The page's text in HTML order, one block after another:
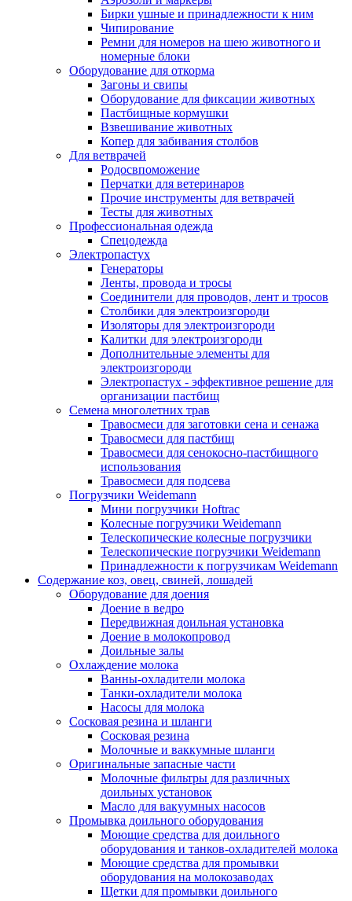
Бирки ушные и принадлежности к ним
Чипирование
Ремни для номеров на шею животного и
номерные блоки
Оборудование для откорма
Загоны и свипы
Оборудование для фиксации животных
Пастбищные кормушки
Взвешивание животных
Копер для забивания столбов
Для ветврачей
Родосвпоможение
Перчатки для ветеринаров
Прочие инструменты для ветврачей
Тесты для животных
Профессиональная одежда
Cпецодежда
Электропастух
Генераторы
Ленты, провода и тросы
Соединители для проводов, лент и тросов
Столбики для электроизгороди
Изоляторы для электроизгороди
Калитки для электроизгороди
Дополнительные элементы для
электроизгороди
Электропастух - эффективное решение для
организации пастбищ
Семена многолетних трав
Травосмеси для заготовки сена и сенажа
Травосмеси для пастбищ
Травосмеси для сенокосно-пастбищного
использования
Травосмеси для подсева
Погрузчики Weidemann
Мини погрузчики Hoftraс
Колесные погрузчики Weidemann
Телескопические колесные погрузчики
Телескопические погрузчики Weidemann
Принадлежности к погрузчикам Weidemann
Содержание коз, овец, свиней, лошадей
Оборудование для доения
Доение в ведро
Передвижная доильная установка
Доение в молокопровод
Доильные залы
Охлаждение молока
Ванны-охладители молока
Танки-охладители молока
Насосы для молока
Сосковая резина и шланги
Сосковая резина
Молочные и ваккумные шланги
Оригинальные запасные части
Молочные фильтры для различных
доильных установок
Масло для вакуумных насосов
Промывка доильного оборудования
Моющие средства для доильного
оборудования и танков-охладителей молока
Моющие средства для промывки
оборудования на молокозаводах
Щетки для промывки доильного